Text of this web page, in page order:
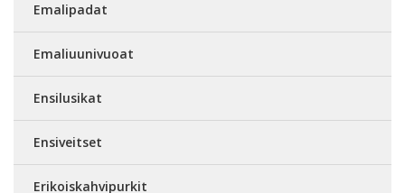
Emalipadat
Emaliuunivuoat
Ensilusikat
Ensiveitset
Erikoiskahvipurkit